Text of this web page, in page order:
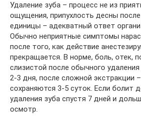
Удаление зуба – процесс не из
ощущения, припухлость десны после
единицы – адекватный ответ
Обычно неприятные симптомы
после того, как действие
прекращается. В норме, боль, отек,
слизистой после обычного
2-3 дня, после сложной экстракции
сохраняются 3-5 суток. Если болит
удаления зуба спустя 7 дней и
осмотр.